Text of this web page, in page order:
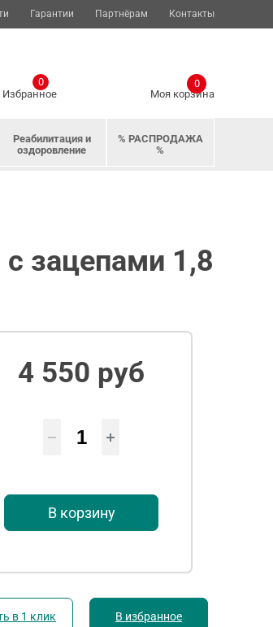
Гарантии Партнёрам Контакты
Избранное
0
Моя корзина
0
Реабилитация и
оздоровление
% РАСПРОДАЖА
%
зацепами 1,8
4 550 руб
В корзину
в 1 клик В избранное